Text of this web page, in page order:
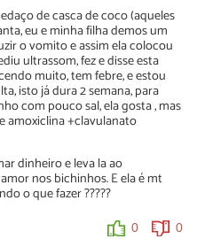
de casca de coco (aqueles
eu e minha filha demos um
o vomito e assim ela colocou
ultrassom, fez e disse esta
muito, tem febre, e estou
isto já dura 2 semana, para
com pouco sal, ela gosta , mas
amoxiclina +clavulanato
dinheiro e leva la ao
nos bichinhos. E ela é mt
o que fazer ?????
0 0